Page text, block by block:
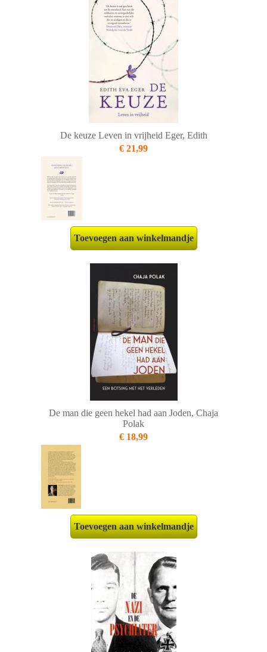
De keuze Leven in vrijheid Eger, Edith
€ 21,99
Toevoegen aan winkelmandje
De man die geen hekel had aan Joden, Chaja
Polak
€ 18,99
Toevoegen aan winkelmandje